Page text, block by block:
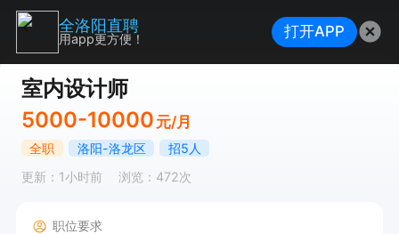
室内设计师
5000-10000 元/月
全职 洛阳-洛龙区
招5人
更新：1小时前
浏览：472次
职位要求
全洛阳直聘
用app更方便！ 打开APP